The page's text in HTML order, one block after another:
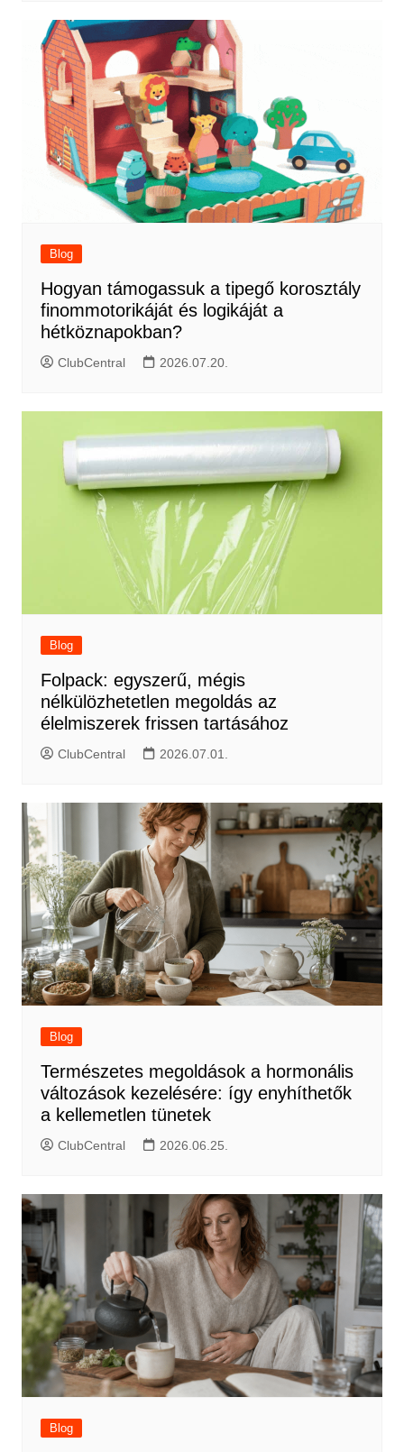
Blog
Hogyan támogassuk a tipegő korosztály
finommotorikáját és logikáját a
hétköznapokban?
ClubCentral 2026.07.20.
Blog
Folpack: egyszerű, mégis
nélkülözhetetlen megoldás az
élelmiszerek frissen tartásához
ClubCentral 2026.07.01.
Blog
Természetes megoldások a hormonális
változások kezelésére: így enyhíthetők
a kellemetlen tünetek
ClubCentral 2026.06.25.
Blog